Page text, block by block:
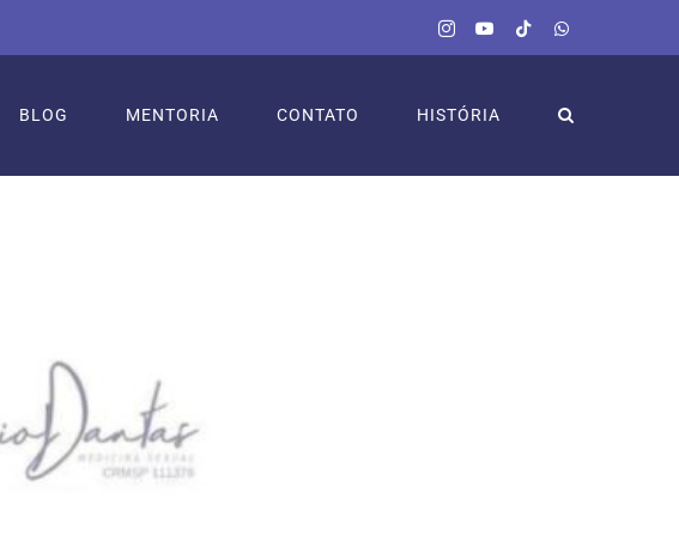
InstagramYouTubeTiktokWhatsApp
BLOG MENTORIA CONTATO HISTÓRIA